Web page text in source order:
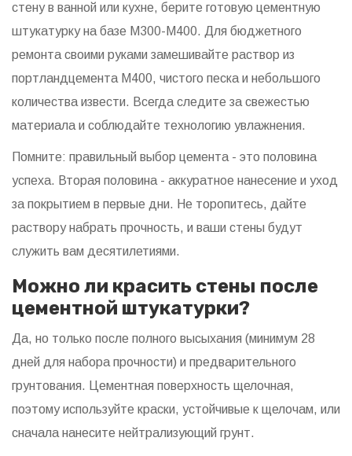
стену в ванной или кухне, берите готовую цементную
штукатурку на базе М300-М400. Для бюджетного
ремонта своими руками замешивайте раствор из
портландцемента М400, чистого песка и небольшого
количества извести. Всегда следите за свежестью
материала и соблюдайте технологию увлажнения.
Помните: правильный выбор цемента - это половина
успеха. Вторая половина - аккуратное нанесение и уход
за покрытием в первые дни. Не торопитесь, дайте
раствору набрать прочность, и ваши стены будут
служить вам десятилетиями.
Можно ли красить стены после
цементной штукатурки?
Да, но только после полного высыхания (минимум 28
дней для набора прочности) и предварительного
грунтования. Цементная поверхность щелочная,
поэтому используйте краски, устойчивые к щелочам, или
сначала нанесите нейтрализующий грунт.